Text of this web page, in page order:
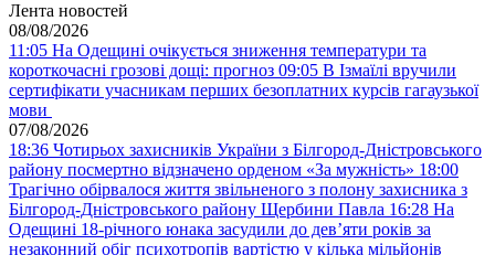
Лента новостей
08/08/2026
11:05 На Одещині очікується зниження температури та
короткочасні грозові дощі: прогноз 09:05 В Ізмаїлі вручили
сертифікати учасникам перших безоплатних курсів гагаузької
мови
07/08/2026
18:36 Чотирьох захисників України з Білгород-Дністровського
району посмертно відзначено орденом «За мужність» 18:00
Трагічно обірвалося життя звільненого з полону захисника з
Білгород-Дністровського району Щербини Павла 16:28 На
Одещині 18-річного юнака засудили до дев’яти років за
незаконний обіг психотропів вартістю у кілька мільйонів